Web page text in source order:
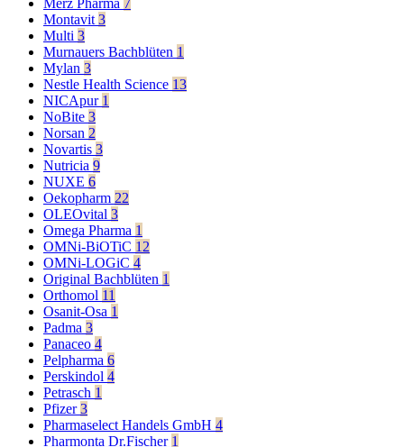
Merz Pharma 7
Montavit 3
Multi 3
Murnauers Bachblüten 1
Mylan 3
Nestle Health Science 13
NICApur 1
NoBite 3
Norsan 2
Novartis 3
Nutricia 9
NUXE 6
Oekopharm 22
OLEOvital 3
Omega Pharma 1
OMNi-BiOTiC 12
OMNi-LOGiC 4
Original Bachblüten 1
Orthomol 11
Osanit-Osa 1
Padma 3
Panaceo 4
Pelpharma 6
Perskindol 4
Petrasch 1
Pfizer3
Pharmaselect Handels GmbH 4
Pharmonta Dr.Fischer 1